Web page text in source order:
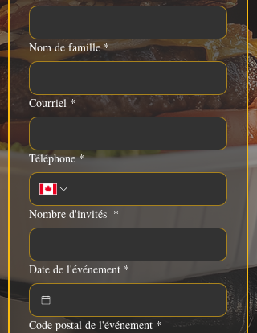
Nom de famille *
Courriel *
Téléphone *
Nombre d'invités *
Date de l'événement *
Code postal de l'événement *